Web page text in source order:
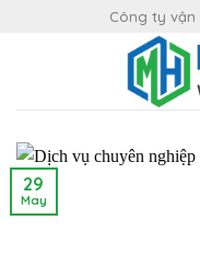
Công ty vận
29
May